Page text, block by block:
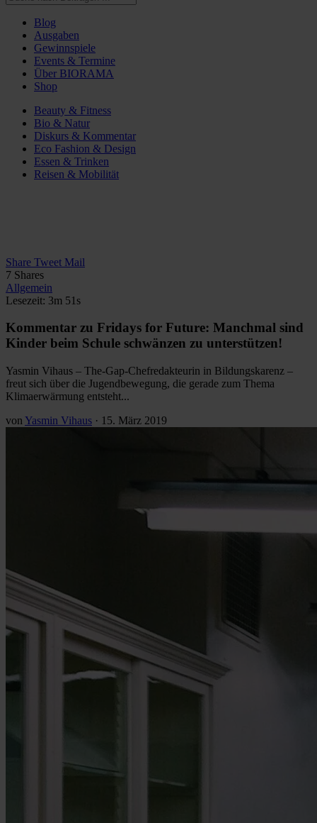
Blog
Ausgaben
Gewinnspiele
Events & Termine
Über BIORAMA
Shop
Beauty & Fitness
Bio & Natur
Diskurs & Kommentar
Eco Fashion & Design
Essen & Trinken
Reisen & Mobilität
Share Tweet Mail
7 Shares
Allgemein
Lesezeit: 3m 51s
Kommentar zu Fridays for Future: Manchmal sind
Kinder beim Schule schwänzen zu unterstützen!
Yasmin Vihaus – The-Gap-Chefredakteurin in Bildungskarenz –
freut sich über die Jugendbewegung, die gerade zum Thema
Klimaerwärmung entsteht...
von Yasmin Vihaus · 15. März 2019